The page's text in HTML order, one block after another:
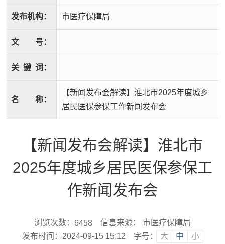
发布机构： 市医疗保障局
文 号：
关 键 词：
名 称：
【新闻发布会解读】淮北市2025年度城乡
居民医保参保工作新闻发布会
【新闻发布会解读】淮北市
2025年度城乡居民医保参保工
作新闻发布会
浏览次数： 6458
信息来源： 市医疗保障局
发布时间：2024-09-15 15:12
字号： 大 中 小